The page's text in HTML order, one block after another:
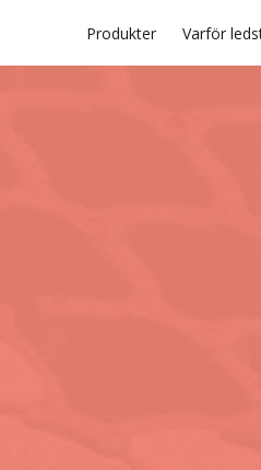
Produkter Varför